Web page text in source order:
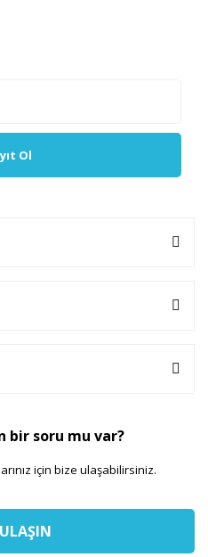
Ol
bir soru mu var?
için bize ulaşabilirsiniz.